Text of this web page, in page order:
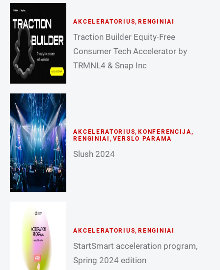
AKCELERATORIUS, RENGINIAI
Traction Builder Equity-Free
Consumer Tech Accelerator by
TRMNL4 & Snap Inc
AKCELERATORIUS, KONFERENCIJA,
RENGINIAI , VERSLO PARAMA
Slush 2024
AKCELERATORIUS, RENGINIAI
StartSmart acceleration program,
Spring 2024 edition